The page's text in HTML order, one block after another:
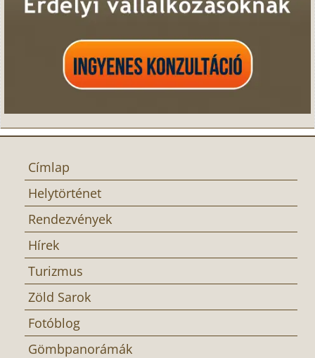
Címlap
Helytörténet
Rendezvények
Hírek
Turizmus
Zöld Sarok
Fotóblog
Gömbpanorámák